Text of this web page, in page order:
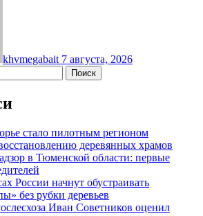
khvmegabait 7 августа, 2026
стало пилотным регионом
деревянных храмов
в Тюменской области: первые
России начнут обустраивать
без рубки деревьев
Иван Советников оценил